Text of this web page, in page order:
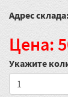
Адрес склада:
Цена:
Укажите